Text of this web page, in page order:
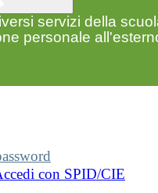
servizi della
personale
con SPID/CIE